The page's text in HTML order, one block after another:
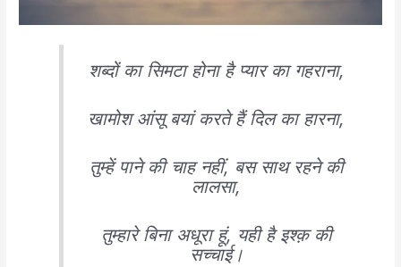
शब्दों का सिमटा होना है प्यार का गहराना,
खामोश आंसू बयां करते हैं दिल का हारना,
तुम्हें पाने की चाह नहीं, बस साथ रहने की
लालसा,
तुम्हारे बिना अधूरा हूं, यही है इश्क़ की
सच्चाई।